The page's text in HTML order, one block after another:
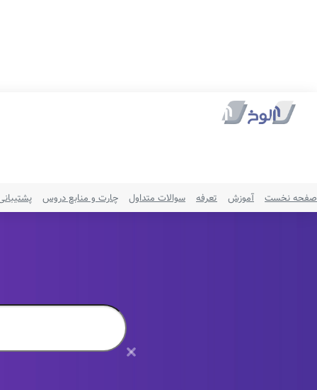
صفحه نخست آموزش تعرفه سوالات متداول چارت و منابع دروس